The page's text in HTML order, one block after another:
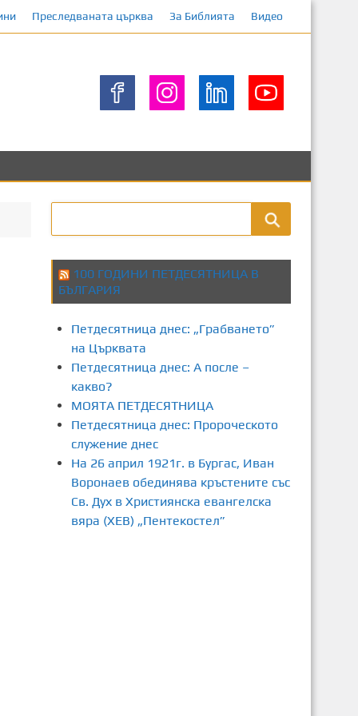
Преследваната църква За Библията Видео
100 ГОДИНИ ПЕТДЕСЯТНИЦА В
БЪЛГАРИЯ
Петдесятница днес: „Грабването”
на Църквата
Петдесятница днес: А после –
какво?
МОЯТА ПЕТДЕСЯТНИЦА
Петдесятница днес: Пророческото
служение днес
На 26 април 1921г. в Бургас, Иван
Воронаев обединява кръстените със
Св. Дух в Християнска евангелска
вяра (ХЕВ) „Пентекостел”